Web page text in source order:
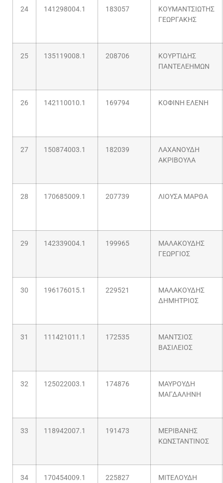
24 141298004.1 183057
ΚΟΥΜΑΝΤΣΙΩΤΗΣ
ΓΕΩΡΓΑΚΗΣ
25 135119008.1 208706
ΚΟΥΡΤΙΔΗΣ
ΠΑΝΤΕΛΕΗΜΩΝ
26 142110010.1 169794 ΚΟΦΙΝΗ ΕΛΕΝΗ
27 150874003.1 182039
ΛΑΧΑΝΟΥΔΗ
ΑΚΡΙΒΟΥΛΑ
28 170685009.1 207739 ΛΙΟΥΣΑ ΜΑΡΘΑ
29 142339004.1 199965
ΜΑΛΑΚΟΥΔΗΣ
ΓΕΩΡΓΙΟΣ
30 196176015.1 229521
ΜΑΛΑΚΟΥΔΗΣ
ΔΗΜΗΤΡΙΟΣ
31 111421011.1 172535
ΜΑΝΤΣΙΟΣ
ΒΑΣΙΛΕΙΟΣ
32 125022003.1 174876
ΜΑΥΡΟΥΔΗ
ΜΑΓΔΑΛΗΝΗ
33 118942007.1 191473
ΜΕΡΙΒΑΝΗΣ
ΚΩΝΣΤΑΝΤΙΝΟΣ
34 170454009.1 225827
ΜΙΤΕΛΟΥΔΗ